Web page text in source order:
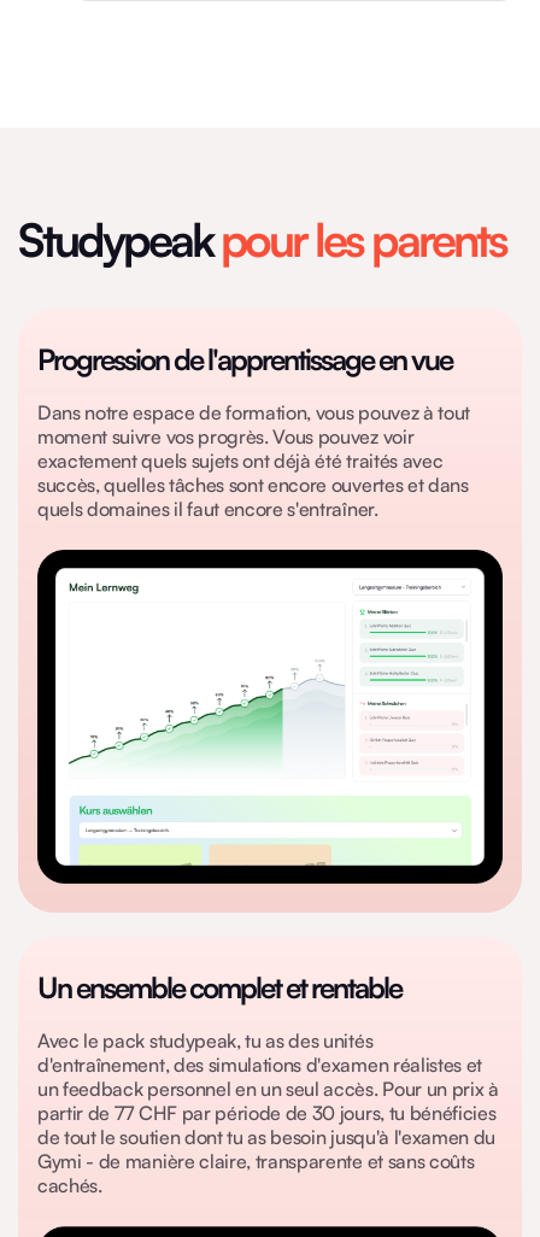
Studypeakpour les parents
Progression de l'apprentissage en vue
Dans notre espace de formation, vous pouvez à tout
moment suivre vos progrès. Vous pouvez voir
exactement quels sujets ont déjà été traités avec
succès, quelles tâches sont encore ouvertes et dans
quels domaines il faut encore s'entraîner.
Un ensemble complet et rentable
Avec le pack studypeak, tu as des unités
d'entraînement, des simulations d'examen réalistes et
un feedback personnel en un seul accès. Pour un prix à
partir de 77 CHF par période de 30 jours, tu bénéficies
de tout le soutien dont tu as besoin jusqu'à l'examen du
Gymi - de manière claire, transparente et sans coûts
cachés.